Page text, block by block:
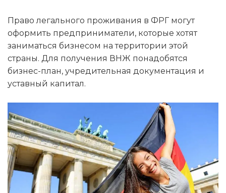
Право легального проживания в ФРГ могут
оформить предприниматели, которые хотят
заниматься бизнесом на территории этой
страны. Для получения ВНЖ понадобятся
бизнес-план, учредительная документация и
уставный капитал.